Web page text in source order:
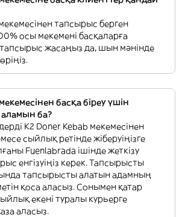
тапсырыс берген
осы мекемені басқаларға
жасаңыз да, шын мәнінде
басқа біреу үшін
ба?
K2 Doner Kebab мекемесінен
сыйлық ретінде жіберуіңізге
Fuenlabrada ішінде жеткізу
енгізуіңіз керек. Тапсырысты
тапсырысты алатын адамның
қоса аласыз. Сонымен қатар
екені туралы курьерге
аласыз.